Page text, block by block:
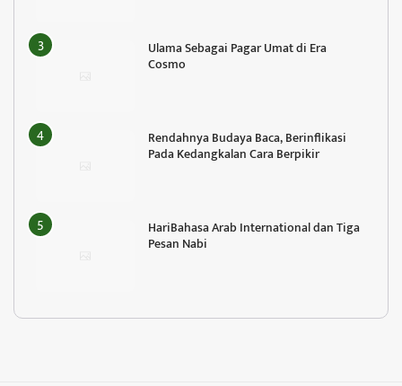
Ulama Sebagai Pagar Umat di Era
Cosmo
Rendahnya Budaya Baca, Berinflikasi
Pada Kedangkalan Cara Berpikir
HariBahasa Arab International dan Tiga
Pesan Nabi